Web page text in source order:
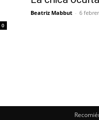
0
Beatriz Mabbut - 6